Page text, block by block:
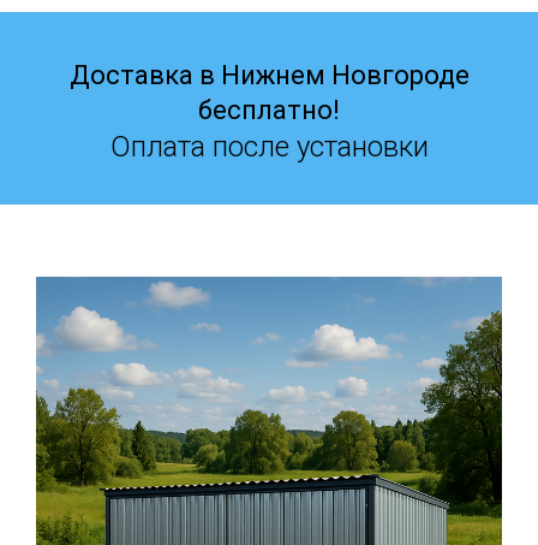
Доставка в Нижнем Новгороде
бесплатно!
Оплата после установки